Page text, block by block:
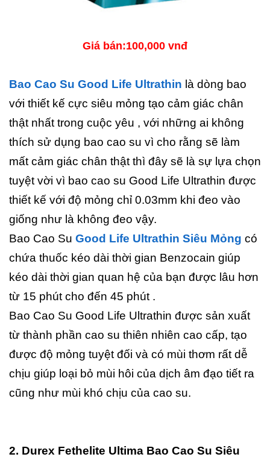
Giá bán:100,000 vnđ
Bao Cao Su Good Life Ultrathin là dòng bao
với thiết kế cực siêu mỏng tạo cảm giác chân
thật nhất trong cuộc yêu , với những ai không
thích sử dụng bao cao su vì cho rằng sẽ làm
mất cảm giác chân thật thì đây sẽ là sự lựa chọn
tuyệt vời vì bao cao su Good Life Ultrathin được
thiết kế với độ mỏng chỉ 0.03mm khi đeo vào
giống như là không đeo vậy.
Bao Cao Su Good Life Ultrathin Siêu Mỏng có
chứa thuốc kéo dài thời gian Benzocain giúp
kéo dài thời gian quan hệ của bạn được lâu hơn
từ 15 phút cho đến 45 phút .
Bao Cao Su Good Life Ultrathin được sản xuất
từ thành phần cao su thiên nhiên cao cấp, tạo
được độ mỏng tuyệt đối và có mùi thơm rất dễ
chịu giúp loại bỏ mùi hôi của dịch âm đạo tiết ra
cũng như mùi khó chịu của cao su.
2. Durex Fethelite Ultima Bao Cao Su Siêu